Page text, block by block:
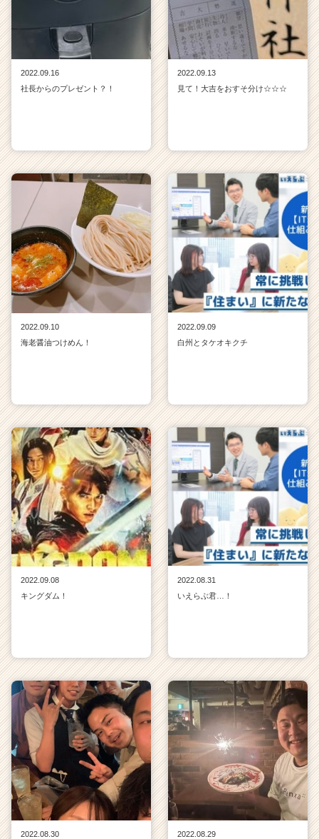
2022.09.16
社長からのプレゼント？！
2022.09.13
見て！大吉をおすそ分け☆☆☆
2022.09.10
海老醤油つけめん！
2022.09.09
白州とタケオキクチ
2022.09.08
キングダム！
2022.08.31
いえらぶ君…！
2022.08.30
2022.08.29